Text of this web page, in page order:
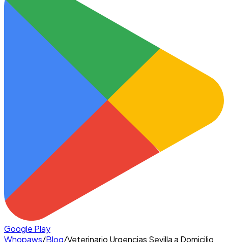
Google Play
Whopaws/Blog/Veterinario Urgencias Sevilla a Domicilio